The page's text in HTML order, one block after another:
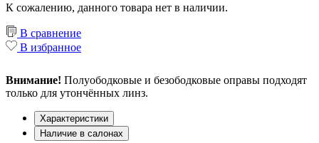
К сожалению, данного товара нет в наличии.
В сравнение
В избранное
Внимание! Полуободковые и безободковые оправы подходят
только для утончённых линз.
Характеристики
Наличие в салонах